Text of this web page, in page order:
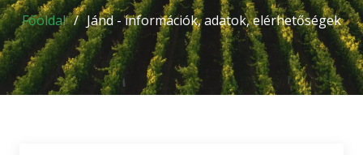
Főoldal
Jánd - információk, adatok, elérhetőségek